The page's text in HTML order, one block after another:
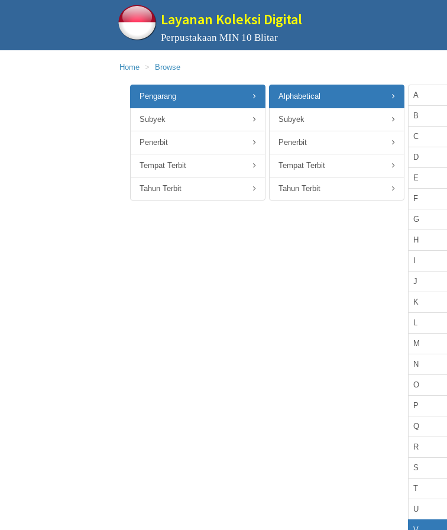
Layanan Koleksi Digital
Perpustakaan MIN 10 Blitar
Home Browse
Pengarang
Subyek
Penerbit
Tempat Terbit
Tahun Terbit
Alphabetical
Subyek
Penerbit
Tempat Terbit
Tahun Terbit
A
B
C
D
E
F
G
H
J
K
L
M
N
O
P
Q
R
S
T
U